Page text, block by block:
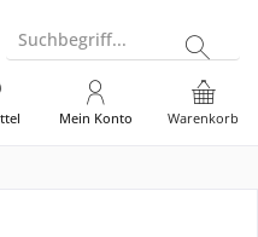
Suchbegriff...
Warenkorb
Mein Konto